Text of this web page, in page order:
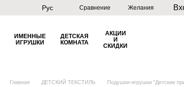
Рус Сравнение Желания
ИМЕННЫЕ
ИГРУШКИ
ДЕТСКАЯ
КОМНАТА
АКЦИИ
И
СКИДКИ
Главная ДЕТСКИЙ ТЕКСТИЛЬ
Подушки-игрушки "Детские